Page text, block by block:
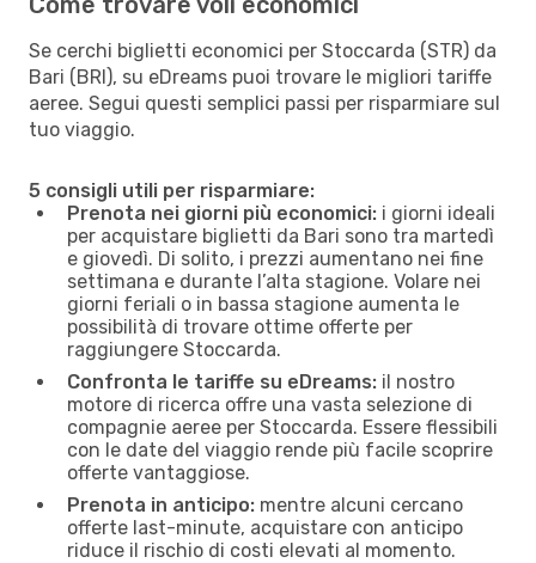
Se cerchi biglietti economici per Stoccarda (STR) da
Bari (BRI), su eDreams puoi trovare le migliori tariffe
aeree. Segui questi semplici passi per risparmiare sul
tuo viaggio.
5 consigli utili per risparmiare:
Prenota nei giorni più economici: i giorni ideali
per acquistare biglietti da Bari sono tra martedì
e giovedì. Di solito, i prezzi aumentano nei fine
settimana e durante l’alta stagione. Volare nei
giorni feriali o in bassa stagione aumenta le
possibilità di trovare ottime offerte per
raggiungere Stoccarda.
Confronta le tariffe su eDreams: il nostro
motore di ricerca offre una vasta selezione di
compagnie aeree per Stoccarda. Essere flessibili
con le date del viaggio rende più facile scoprire
offerte vantaggiose.
Prenota in anticipo: mentre alcuni cercano
offerte last-minute, acquistare con anticipo
riduce il rischio di costi elevati al momento.